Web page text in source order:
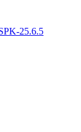
25.6.5